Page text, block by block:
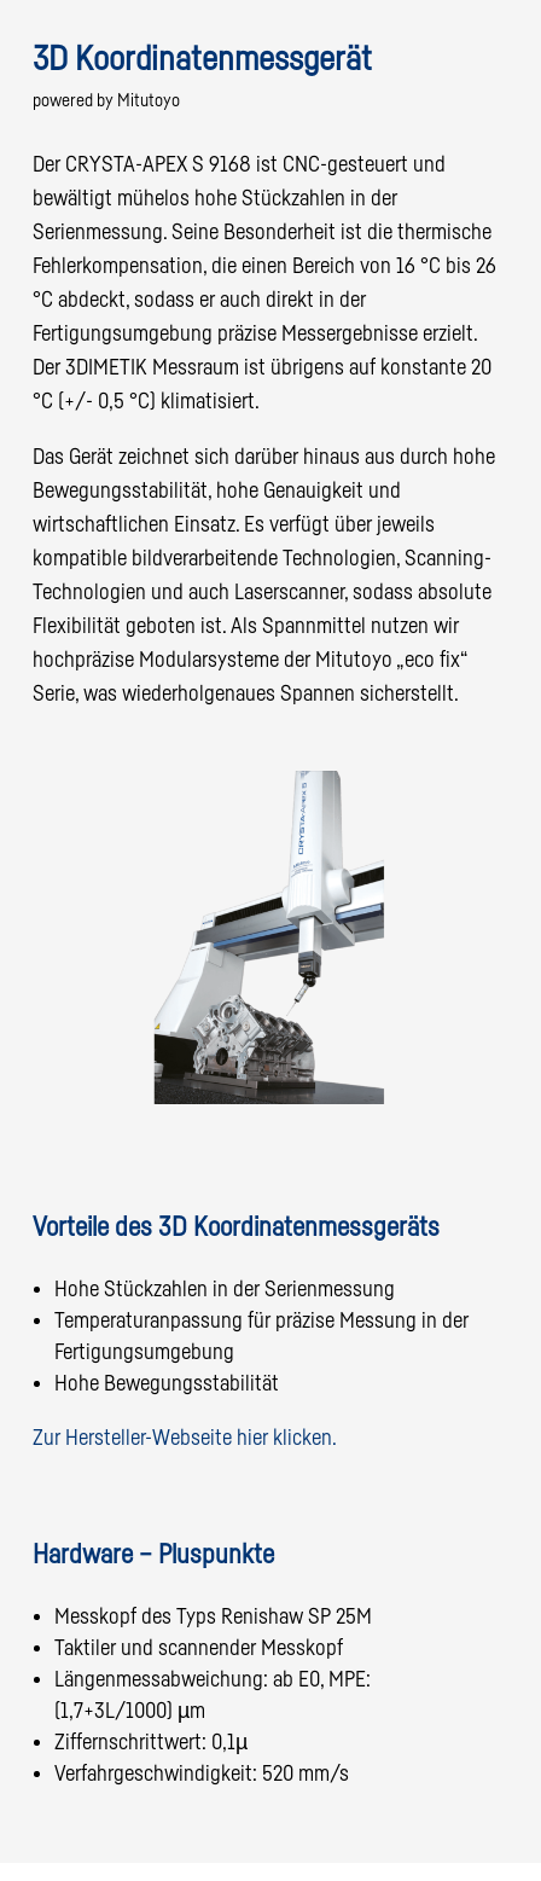
3D Koordinatenmessgerät
powered by Mitutoyo
Der CRYSTA-APEX S 9168 ist CNC-gesteuert und
bewältigt mühelos hohe Stückzahlen in der
Serienmessung. Seine Besonderheit ist die thermische
Fehlerkompensation, die einen Bereich von 16 °C bis 26
°C abdeckt, sodass er auch direkt in der
Fertigungsumgebung präzise Messergebnisse erzielt.
Der 3DIMETIK Messraum ist übrigens auf konstante 20
°C (+/- 0,5 °C) klimatisiert.
Das Gerät zeichnet sich darüber hinaus aus durch hohe
Bewegungsstabilität, hohe Genauigkeit und
wirtschaftlichen Einsatz. Es verfügt über jeweils
kompatible bildverarbeitende Technologien, Scanning-
Technologien und auch Laserscanner, sodass absolute
Flexibilität geboten ist. Als Spannmittel nutzen wir
hochpräzise Modularsysteme der Mitutoyo „eco fix“
Serie, was wiederholgenaues Spannen sicherstellt.
Vorteile des 3D Koordinatenmessgeräts
Hohe Stückzahlen in der Serienmessung
Temperaturanpassung für präzise Messung in der
Fertigungsumgebung
Hohe Bewegungsstabilität
Zur Hersteller-Webseite hier klicken.
Hardware – Pluspunkte
Messkopf des Typs Renishaw SP 25M
Taktiler und scannender Messkopf
Längenmessabweichung: ab E0, MPE:
(1,7+3L/1000) µm
Ziffernschrittwert: 0,1µ
Verfahrgeschwindigkeit: 520 mm/s